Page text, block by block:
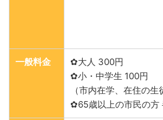
一般料金
✿大人 300円
✿小・中学生 100円
（市内在学、在住の生
✿65歳以上の市民の方